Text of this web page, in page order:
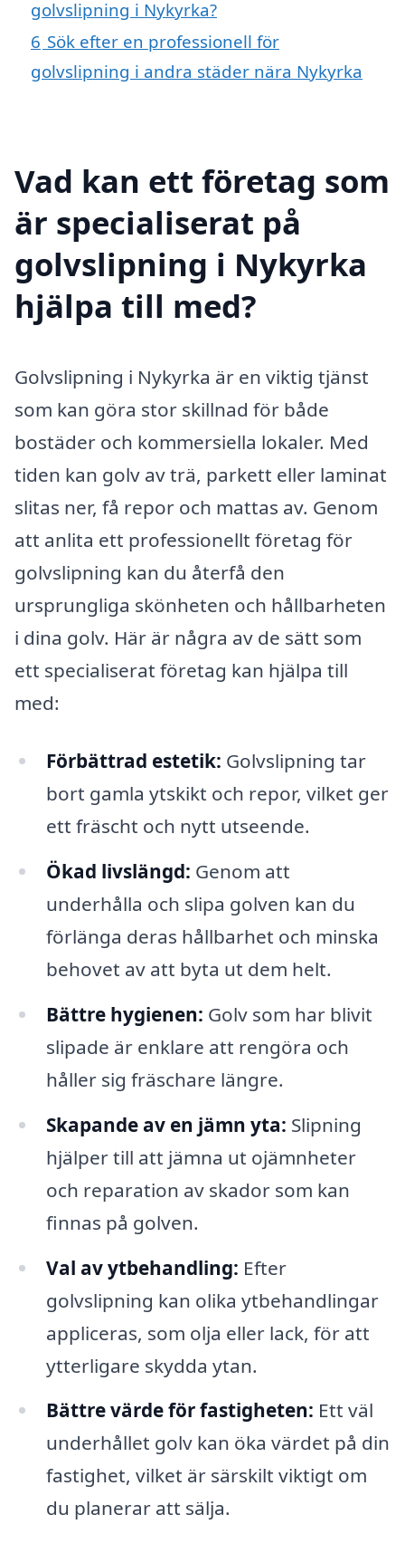
golvslipning i Nykyrka?
6 Sök efter en professionell för
golvslipning i andra städer nära Nykyrka
Vad kan ett företag som
är specialiserat på
golvslipning i Nykyrka
hjälpa till med?
Golvslipning i Nykyrka är en viktig tjänst
som kan göra stor skillnad för både
bostäder och kommersiella lokaler. Med
tiden kan golv av trä, parkett eller laminat
slitas ner, få repor och mattas av. Genom
att anlita ett professionellt företag för
golvslipning kan du återfå den
ursprungliga skönheten och hållbarheten
i dina golv. Här är några av de sätt som
ett specialiserat företag kan hjälpa till
med:
Förbättrad estetik: Golvslipning tar
bort gamla ytskikt och repor, vilket ger
ett fräscht och nytt utseende.
Ökad livslängd: Genom att
underhålla och slipa golven kan du
förlänga deras hållbarhet och minska
behovet av att byta ut dem helt.
Bättre hygienen: Golv som har blivit
slipade är enklare att rengöra och
håller sig fräschare längre.
Skapande av en jämn yta: Slipning
hjälper till att jämna ut ojämnheter
och reparation av skador som kan
finnas på golven.
Val av ytbehandling: Efter
golvslipning kan olika ytbehandlingar
appliceras, som olja eller lack, för att
ytterligare skydda ytan.
Bättre värde för fastigheten: Ett väl
underhållet golv kan öka värdet på din
fastighet, vilket är särskilt viktigt om
du planerar att sälja.